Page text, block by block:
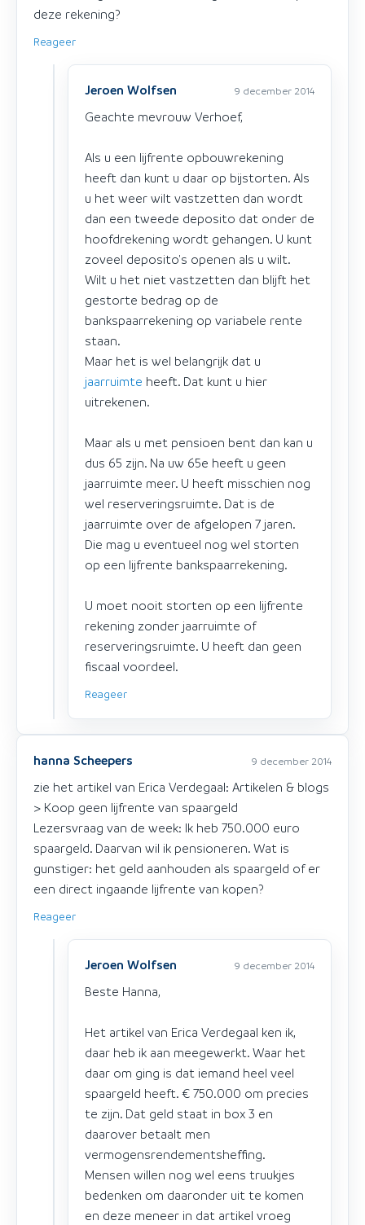
deze rekening?
Reageer
Jeroen Wolfsen 9 december 2014
Geachte mevrouw Verhoef,
Als u een lijfrente opbouwrekening
heeft dan kunt u daar op bijstorten. Als
u het weer wilt vastzetten dan wordt
dan een tweede deposito dat onder de
hoofdrekening wordt gehangen. U kunt
zoveel deposito's openen als u wilt.
Wilt u het niet vastzetten dan blijft het
gestorte bedrag op de
bankspaarrekening op variabele rente
staan.
Maar het is wel belangrijk dat u
jaarruimte heeft. Dat kunt u hier
uitrekenen.
Maar als u met pensioen bent dan kan u
dus 65 zijn. Na uw 65e heeft u geen
jaarruimte meer. U heeft misschien nog
wel reserveringsruimte. Dat is de
jaarruimte over de afgelopen 7 jaren.
Die mag u eventueel nog wel storten
op een lijfrente bankspaarrekening.
U moet nooit storten op een lijfrente
rekening zonder jaarruimte of
reserveringsruimte. U heeft dan geen
fiscaal voordeel.
Reageer
hanna Scheepers 9 december 2014
zie het artikel van Erica Verdegaal: Artikelen & blogs
> Koop geen lijfrente van spaargeld
Lezersvraag van de week: Ik heb 750.000 euro
spaargeld. Daarvan wil ik pensioneren. Wat is
gunstiger: het geld aanhouden als spaargeld of er
een direct ingaande lijfrente van kopen?
Reageer
Jeroen Wolfsen 9 december 2014
Beste Hanna,
Het artikel van Erica Verdegaal ken ik,
daar heb ik aan meegewerkt. Waar het
daar om ging is dat iemand heel veel
spaargeld heeft. € 750.000 om precies
te zijn. Dat geld staat in box 3 en
daarover betaalt men
vermogensrendementsheffing.
Mensen willen nog wel eens truukjes
bedenken om daaronder uit te komen
en deze meneer in dat artikel vroeg